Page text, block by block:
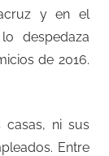
y en el
despedaza
de 2016.
casas, ni sus
Entre